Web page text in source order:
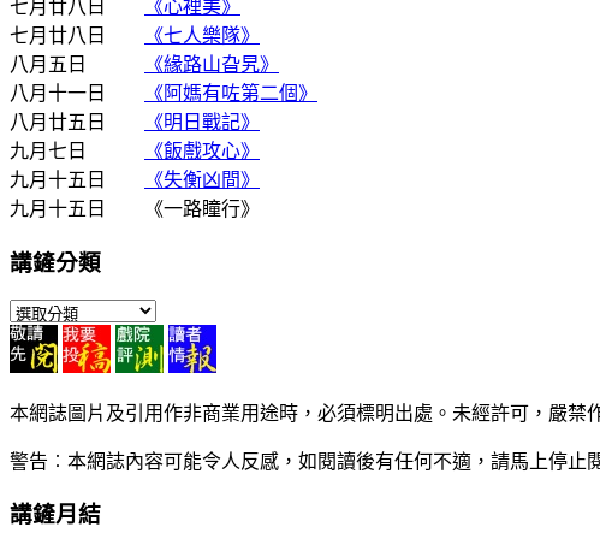
七月廿八日
《心裡美》
七月廿八日
《七人樂隊》
八月五日
《緣路山旮旯》
八月十一日
《阿媽有咗第二個》
八月廿五日
《明日戰記》
九月七日
《飯戲攻心》
九月十五日
《失衡凶間》
九月十五日 《一路瞳行》
講鏟分類
講
鏟
分
類
本網誌圖片及引用作非商業用途時，必須標明出處。未經許可，嚴禁
警告︰本網誌內容可能令人反感，如閱讀後有任何不適，請馬上停
講鏟月結